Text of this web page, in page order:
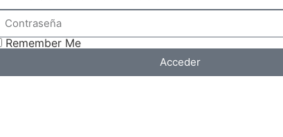
Remember Me
Acceder